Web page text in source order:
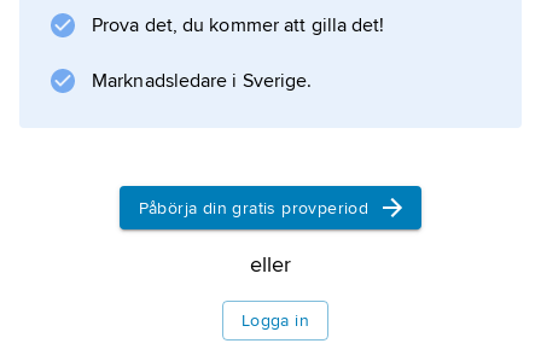
UNESCO:s världsarvslista 1990, ingår
Mount Cook och Westland samt mer än 30
samt innanförliggande regnskogar och
Prova det, du kommer att gilla det!
Marknadsledare i Sverige.
Påbörja din gratis provperiod
eller
Logga in